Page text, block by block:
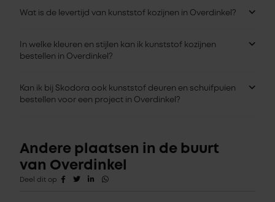
Wat is de levertijd van kunststof kozijnen in Overdinkel?
In welke kleuren en stijlen kan ik kunststof kozijnen
bestellen in Overdinkel?
Kan ik bij Skodora ook kunststof deuren en schuifpuien
bestellen voor een project in Overdinkel?
Andere plaatsen in de buurt
van Overdinkel
Deel dit op